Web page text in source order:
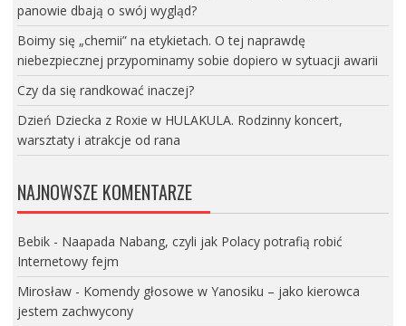
panowie dbają o swój wygląd?
Boimy się „chemii” na etykietach. O tej naprawdę
niebezpiecznej przypominamy sobie dopiero w sytuacji awarii
Czy da się randkować inaczej?
Dzień Dziecka z Roxie w HULAKULA. Rodzinny koncert,
warsztaty i atrakcje od rana
NAJNOWSZE KOMENTARZE
Bebik- Naapada Nabang, czyli jak Polacy potrafią robić
Internetowy fejm
Mirosław- Komendy głosowe w Yanosiku – jako kierowca
jestem zachwycony